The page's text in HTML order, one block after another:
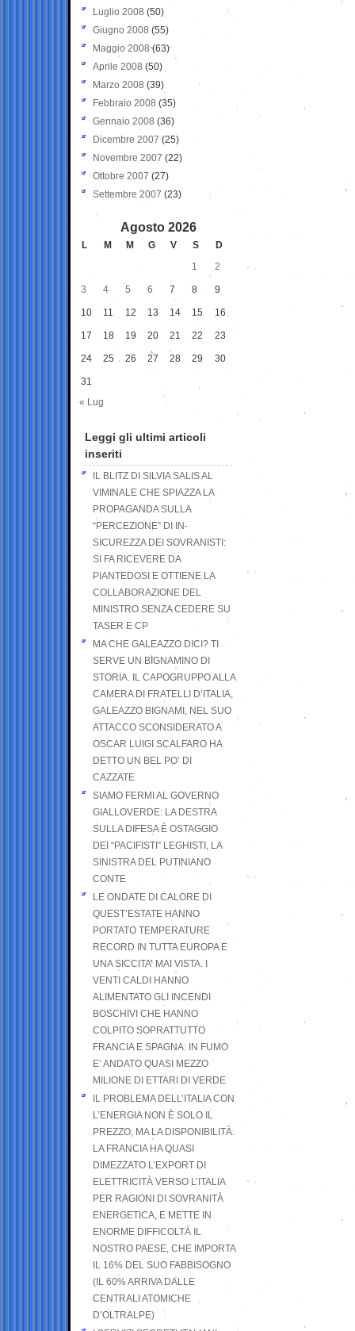
Luglio 2008 (50)
Giugno 2008 (55)
Maggio 2008(63)
Aprile 2008 (50)
Marzo 2008 (39)
Febbraio 2008 (35)
Gennaio 2008 (36)
Dicembre 2007 (25)
Novembre 2007 (22)
Ottobre 2007 (27)
Settembre 2007 (23)
Agosto 2026
L M M G V S
D
1
2
3 4 5 6 7 8 9
10 11 12 13 14 15 16
17 18 19 20 21 22 23
24 25 26 27 28 29 30
31
« Lug
Leggi gli ultimi articoli
inseriti
IL BLITZ DI SILVIA SALIS AL
VIMINALE CHE SPIAZZA LA
PROPAGANDA SULLA
“PERCEZIONE” DI IN-
SICUREZZA DEI SOVRANISTI:
SI FA RICEVERE DA
PIANTEDOSI E OTTIENE LA
COLLABORAZIONE DEL
MINISTRO SENZA CEDERE SU
TASER E CP
MA CHE GALEAZZO DICI? TI
SERVE UN BIGNAMINO DI
STORIA. IL CAPOGRUPPO ALLA
CAMERA DI FRATELLI D’ITALIA,
GALEAZZO BIGNAMI, NEL SUO
ATTACCO SCONSIDERATO A
OSCAR LUIGI SCALFARO HA
DETTO UN BEL PO’ DI
CAZZATE
SIAMO FERMI AL GOVERNO
GIALLOVERDE: LA DESTRA
SULLA DIFESA È OSTAGGIO
DEI “PACIFISTI” LEGHISTI, LA
SINISTRA DEL PUTINIANO
CONTE
LE ONDATE DI CALORE DI
QUEST’ESTATE HANNO
PORTATO TEMPERATURE
RECORD IN TUTTA EUROPA E
UNA SICCITA’ MAI VISTA. I
VENTI CALDI HANNO
ALIMENTATO GLI INCENDI
BOSCHIVI CHE HANNO
COLPITO SOPRATTUTTO
FRANCIA E SPAGNA: IN FUMO
E’ ANDATO QUASI MEZZO
MILIONE DI ETTARI DI VERDE
IL PROBLEMA DELL’ITALIA CON
L’ENERGIA NON È SOLO IL
PREZZO, MA LA DISPONIBILITÀ.
LA FRANCIA HA QUASI
DIMEZZATO L’EXPORT DI
ELETTRICITÀ VERSO L’ITALIA
PER RAGIONI DI SOVRANITÀ
ENERGETICA, E METTE IN
ENORME DIFFICOLTÀ IL
NOSTRO PAESE, CHE IMPORTA
IL 16% DEL SUO FABBISOGNO
(IL 60% ARRIVA DALLE
CENTRALI ATOMICHE
D’OLTRALPE)